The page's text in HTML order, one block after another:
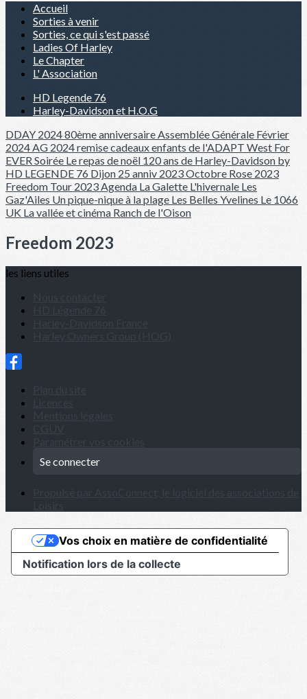
Accueil
Sorties à venir
Sorties, ce qui s'est passé
Ladies Of Harley
Le Chapter
L' Association
HD Legende 76
Harley-Davidson et H.O.G
DDAY 2024 80ème anniversaireAssemblée Générale Février
2024AG 2024remise cadeaux enfants de l'ADAPT West For
EVER Soirée Le repas de noël 120 ans de Harley-Davidson by
HD LEGENDE 76 Dijon 25 anniv 2023Octobre Rose 2023
Freedom Tour 2023Agenda La Galette L'hivernale Les
Gaz'Ailes Un pique-nique à la plage Les Belles Yvelines Le 1066
UK La vallée et cinéma Ranch de l'Oison
Freedom 2023
les liens utiles
Se connecter
Notification lors de la collecte
Vos choix en matière de confidentialité